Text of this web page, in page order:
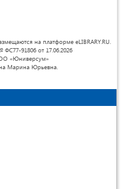
на платформе eLIBRARY.RU.
91806 от 17.06.2026
«Юниверсум»
Марина Юрьевна.